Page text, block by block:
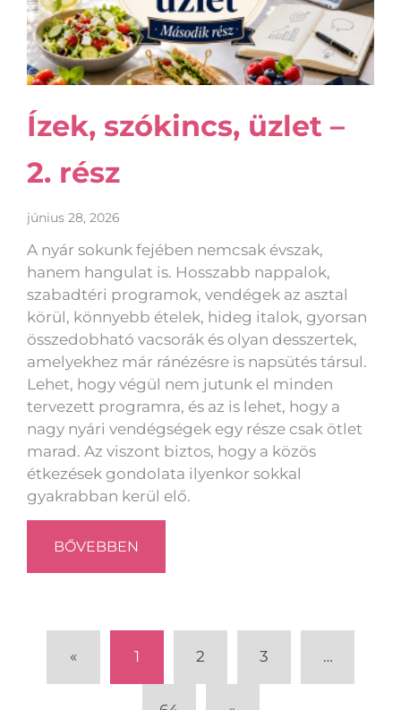
Ízek, szókincs, üzlet –
2. rész
június 28, 2026
A nyár sokunk fejében nemcsak évszak,
hanem hangulat is. Hosszabb nappalok,
szabadtéri programok, vendégek az asztal
körül, könnyebb ételek, hideg italok, gyorsan
összedobható vacsorák és olyan desszertek,
amelyekhez már ránézésre is napsütés társul.
Lehet, hogy végül nem jutunk el minden
tervezett programra, és az is lehet, hogy a
nagy nyári vendégségek egy része csak ötlet
marad. Az viszont biztos, hogy a közös
étkezések gondolata ilyenkor sokkal
gyakrabban kerül elő.
BŐVEBBEN
« 1 2 3 …